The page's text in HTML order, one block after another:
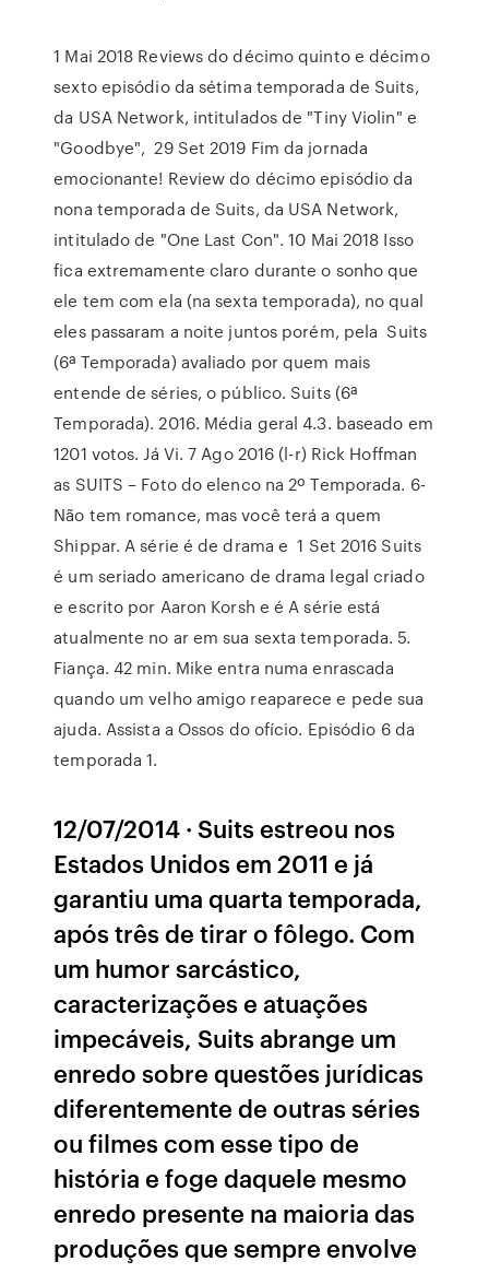
1 Mai 2018 Reviews do décimo quinto e décimo
sexto episódio da sétima temporada de Suits,
da USA Network, intitulados de "Tiny Violin" e
"Goodbye", 29 Set 2019 Fim da jornada
emocionante! Review do décimo episódio da
nona temporada de Suits, da USA Network,
intitulado de "One Last Con". 10 Mai 2018 Isso
fica extremamente claro durante o sonho que
ele tem com ela (na sexta temporada), no qual
eles passaram a noite juntos porém, pela Suits
(6ª Temporada) avaliado por quem mais
entende de séries, o público. Suits (6ª
Temporada). 2016. Média geral 4.3. baseado em
1201 votos. Já Vi. 7 Ago 2016 (l-r) Rick Hoffman
as SUITS – Foto do elenco na 2º Temporada. 6-
Não tem romance, mas você terá a quem
Shippar. A série é de drama e 1 Set 2016 Suits
é um seriado americano de drama legal criado
e escrito por Aaron Korsh e é A série está
atualmente no ar em sua sexta temporada. 5.
Fiança. 42 min. Mike entra numa enrascada
quando um velho amigo reaparece e pede sua
ajuda. Assista a Ossos do ofício. Episódio 6 da
temporada 1.
12/07/2014 · Suits estreou nos
Estados Unidos em 2011 e já
garantiu uma quarta temporada,
após três de tirar o fôlego. Com
um humor sarcástico,
caracterizações e atuações
impecáveis, Suits abrange um
enredo sobre questões jurídicas
diferentemente de outras séries
ou filmes com esse tipo de
história e foge daquele mesmo
enredo presente na maioria das
produções que sempre envolve